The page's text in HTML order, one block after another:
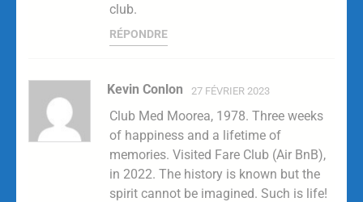
club.
RÉPONDRE
Kevin Conlon 27 FÉVRIER 2023
Club Med Moorea, 1978. Three weeks
of happiness and a lifetime of
memories. Visited Fare Club (Air BnB),
in 2022. The history is known but the
spirit cannot be imagined. Such is life!